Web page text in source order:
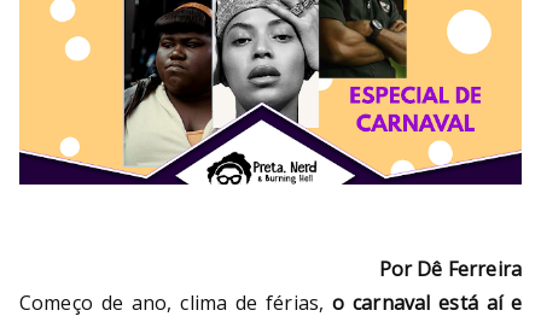
Por Dê Ferreira
Começo de ano, clima de férias,o carnaval está aí e